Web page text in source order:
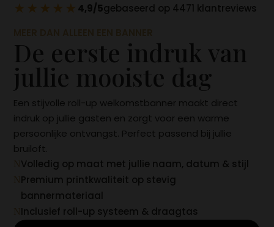
★★★★★ 4,9/5gebaseerd op 4471 klantreviews
De eerste indruk van
jullie mooiste dag
Een stijvolle roll-up welkomstbanner maakt direct
indruk op jullie gasten en zorgt voor een warme
persoonlijke ontvangst. Perfect passend bij jullie
bruiloft.
Volledig op maat met jullie naam, datum & stijl
Premium printkwaliteit op stevig
bannermateriaal
Inclusief roll-up systeem & draagtas